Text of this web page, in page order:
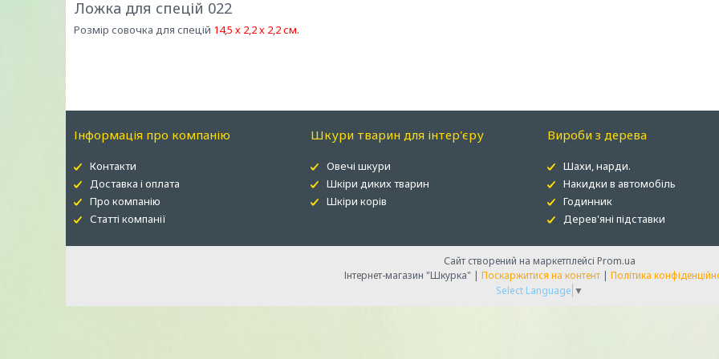
Ложка для спецій 022
Розмір совочка для спецій 14,5 х 2,2 х 2,2 см.
Інформація про компанію
Контакти
Доставка і оплата
Про компанію
Статті компанії
Шкури тварин для інтер'єру
Овечі шкури
Шкіри диких тварин
Шкіри корів
Вироби з дерева
Шахи, нарди.
Накидки в автомобіль
Годинник
Дерев'яні підставки
Сайт створений на маркетплейсі Prom.ua
Інтернет-магазин "Шкурка" | Поскаржитися на контент | Політика
Select Language ▼